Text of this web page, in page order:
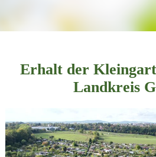
Erhalt der
Landkreis